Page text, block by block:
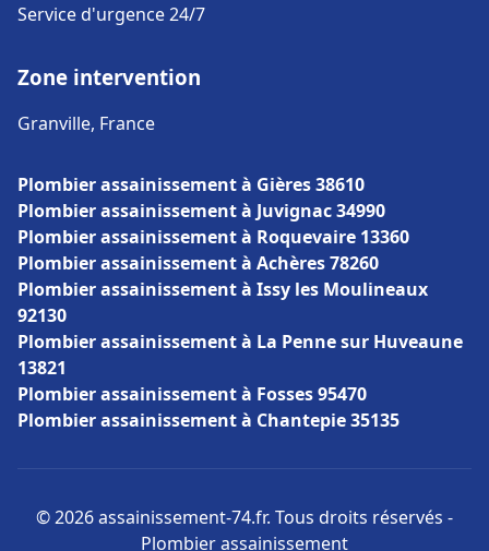
Service d'urgence 24/7
Zone intervention
Granville, France
Plombier assainissement à Gières 38610
Plombier assainissement à Juvignac 34990
Plombier assainissement à Roquevaire 13360
Plombier assainissement à Achères 78260
Plombier assainissement à Issy les Moulineaux
92130
Plombier assainissement à La Penne sur Huveaune
13821
Plombier assainissement à Fosses 95470
Plombier assainissement à Chantepie 35135
© 2026 assainissement-74.fr. Tous droits réservés -
Plombier assainissement